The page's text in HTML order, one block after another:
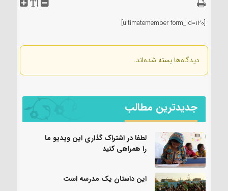
[ultimatemember form_id=120]
دیدگاه‌ها بسته شده‌اند.
جدیدترین مطالب
لطفا در اشتراک گذاری این ویدیو ما
را همراهی کنید
این داستان یک مدرسه است